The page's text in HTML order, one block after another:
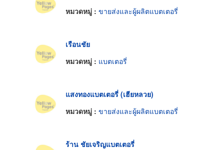
หมวดหมู่ : ขายส่งและผู้ผลิตแบตเตอรี่
เรือนชัย
หมวดหมู่ : แบตเตอรี่
แสงทองแบตเตอรี่ (เฮียหลวย)
หมวดหมู่ : ขายส่งและผู้ผลิตแบตเตอรี่
ร้าน ชัยเจริญแบตเตอรี่